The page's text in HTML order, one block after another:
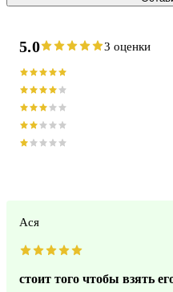
5.0 3 оценки
Ася
стоит того чтобы взять